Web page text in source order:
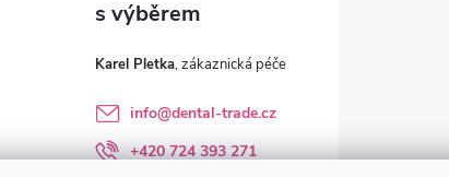
Karel Pletka
info@dental-trade.cz
+420 724 393 271